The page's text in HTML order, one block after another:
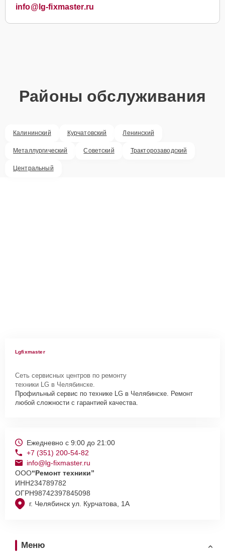
info@lg-fixmaster.ru
Районы обслуживания
Калининский Курчатовский Ленинский
Металлургический Советский Тракторозаводский
Центральный
Lgfixmaster
Сеть сервисных центров по ремонту
техники LG в Челябинске.
Профильный сервис по технике LG в Челябинске. Ремонт
любой сложности с гарантией качества.
г. Челябинск ул. Курчатова, 1А
Ежедневно с 9:00 до 21:00
+7 (351) 200-54-82
info@lg-fixmaster.ru
ООО“Ремонт техники”
ИНН234789782
ОГРН98742397845098
Меню